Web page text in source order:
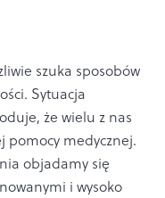
szuka sposobów
Sytuacja
że wielu z nas
pomocy medycznej.
objadamy się
i wysoko